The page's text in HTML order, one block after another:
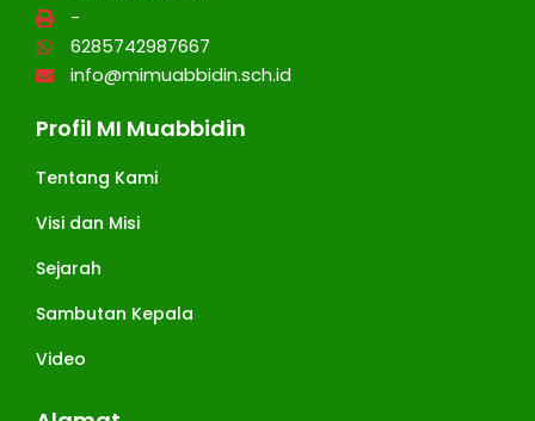
-
6285742987667
info@mimuabbidin.sch.id
Profil MI Muabbidin
Tentang Kami
Visi dan Misi
Sejarah
Sambutan Kepala
Video